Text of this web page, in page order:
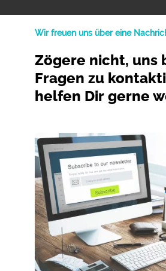
Wir freuen uns über eine
Zögere nicht, uns
Fragen zu
helfen Dir gerne